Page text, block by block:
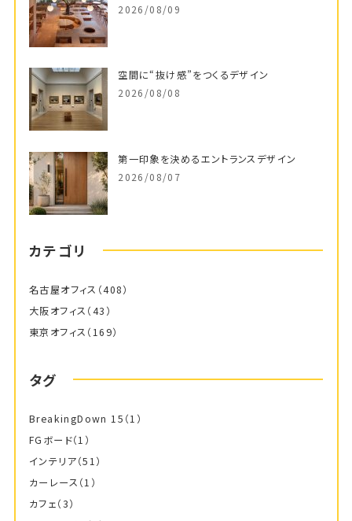
2026/08/09
空間に“抜け感”をつくるデザイン
2026/08/08
第一印象を決めるエントランスデザイン
2026/08/07
カテゴリ
名古屋オフィス （408）
大阪オフィス （43）
東京オフィス （169）
タグ
BreakingDown 15 （1）
FGボード（1）
インテリア（51）
カーレース （1）
カフェ（3）